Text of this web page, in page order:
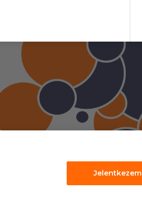
Jelentkezem